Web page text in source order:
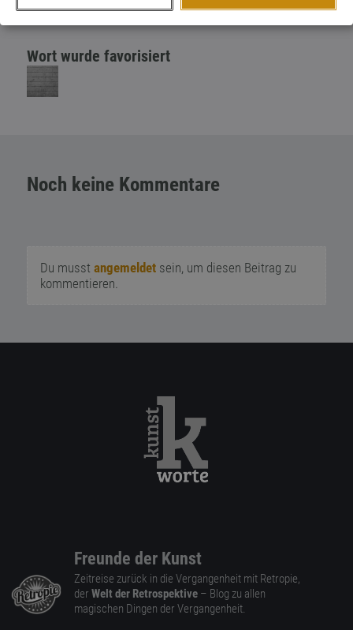
Wort wurde favorisiert
Noch keine Kommentare
Du musst angemeldetsein, um diesen Beitrag zu
kommentieren.
Freunde der Kunst
Zeitreise zurück in die Vergangenheit mit Retropie,
der Welt der Retrospektive – Blog zu allen
magischen Dingen der Vergangenheit.